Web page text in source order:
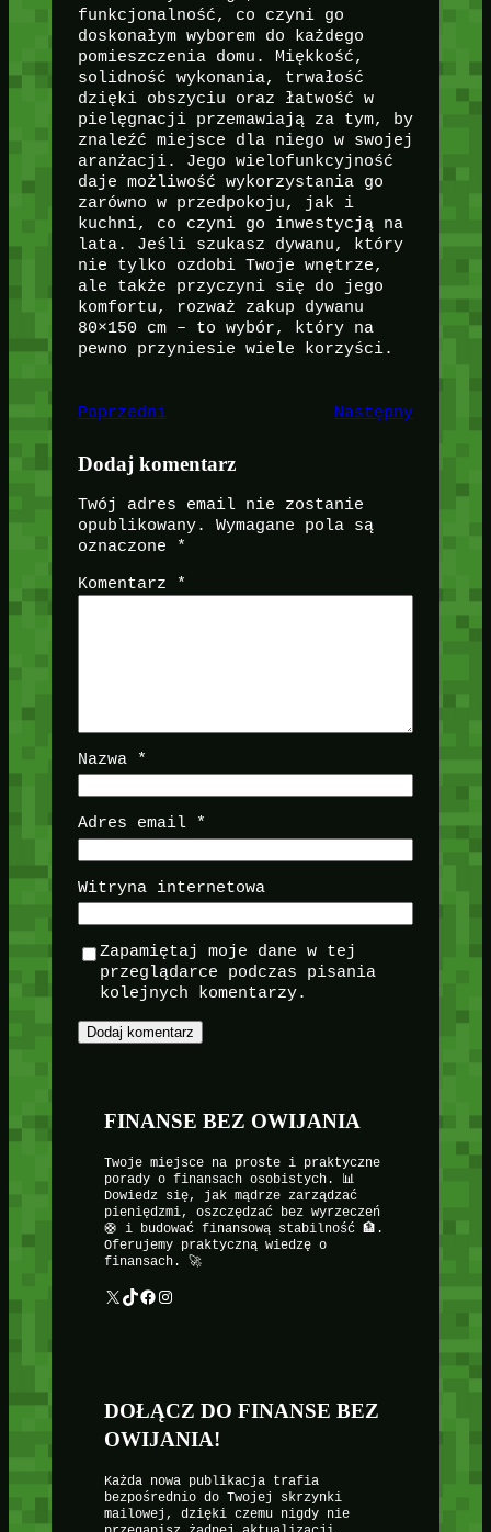
funkcjonalność, co czyni go
doskonałym wyborem do każdego
pomieszczenia domu. Miękkość,
solidność wykonania, trwałość
dzięki obszyciu oraz łatwość w
pielęgnacji przemawiają za tym, by
znaleźć miejsce dla niego w swojej
aranżacji. Jego wielofunkcyjność
daje możliwość wykorzystania go
zarówno w przedpokoju, jak i
kuchni, co czyni go inwestycją na
lata. Jeśli szukasz dywanu, który
nie tylko ozdobi Twoje wnętrze,
ale także przyczyni się do jego
komfortu, rozważ zakup dywanu
80×150 cm – to wybór, który na
pewno przyniesie wiele korzyści.
Poprzedni Następny
Dodaj komentarz
Twój adres email nie zostanie
opublikowany.
Wymagane pola są
oznaczone
*
Komentarz *
Nazwa *
Adres email *
Witryna internetowa
Zapamiętaj moje dane w tej
przeglądarce podczas pisania
kolejnych komentarzy.
FINANSE BEZ OWIJANIA
Twoje miejsce na proste i praktyczne
porady o finansach osobistych. 📊
Dowiedz się, jak mądrze zarządzać
pieniędzmi, oszczędzać bez wyrzeczeń
🛟 i budować finansową stabilność 🏦.
Oferujemy praktyczną wiedzę o
finansach. 🚀
X TikTok Facebook Instagram
DOŁĄCZ DO FINANSE BEZ
OWIJANIA!
Każda nowa publikacja trafia
bezpośrednio do Twojej skrzynki
mailowej, dzięki czemu nigdy nie